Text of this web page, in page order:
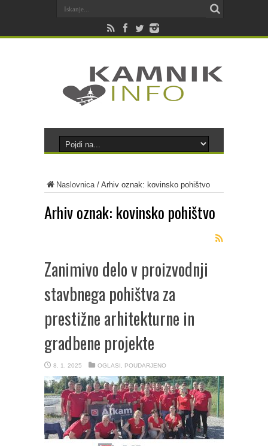
Naslovnica/ Arhiv oznak: kovinsko pohištvo
Arhiv oznak: kovinsko pohištvo
Zanimivo delo v proizvodnji
stavbnega pohištva za
prestižne arhitekturne in
gradbene projekte
8. 1. 2025 OGLASI POUDARJENO